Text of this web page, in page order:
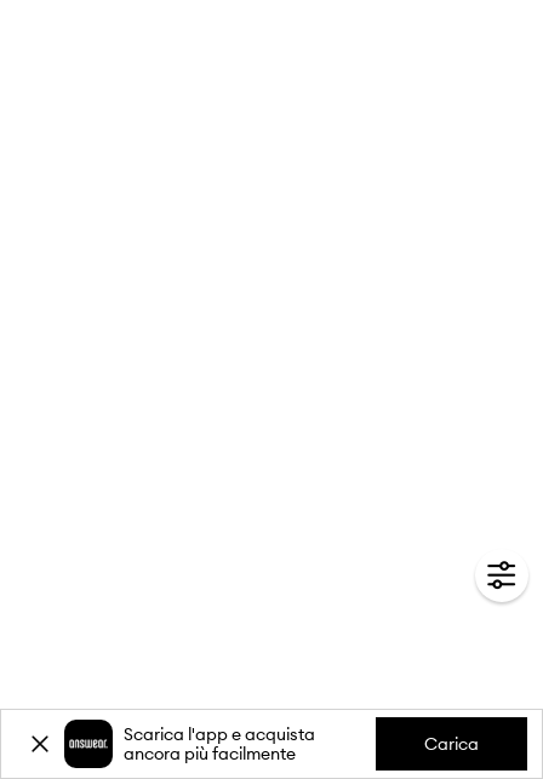
Scarica l'app e acquista
ancora più facilmente
Carica